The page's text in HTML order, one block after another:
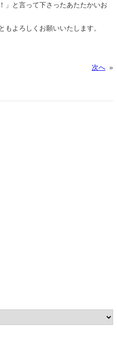
」と言って下さったあたたかいお
もよろしくお願いいたします。
次へ »